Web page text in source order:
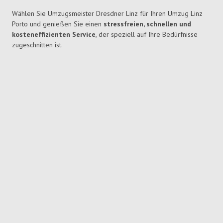
Wählen Sie Umzugsmeister Dresdner Linz für Ihren Umzug Linz
Porto und genießen Sie einen stressfreien, schnellen und
kosteneffizienten Service, der speziell auf Ihre Bedürfnisse
zugeschnitten ist.